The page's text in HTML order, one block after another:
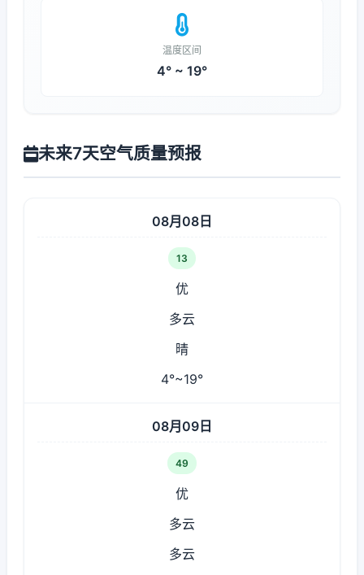
温度区间
4° ~ 19°
未来7天空气质量预报
08月08日
13
优
多云
晴
4°~19°
08月09日
49
优
多云
多云